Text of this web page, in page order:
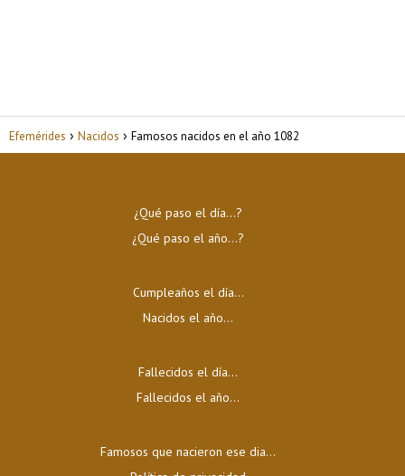
Efemérides Nacidos Famosos nacidos en el año 1082
¿Qué paso el día…?
¿Qué paso el año…?
Cumpleaños el día…
Nacidos el año…
Fallecidos el día…
Fallecidos el año…
Famosos que nacieron ese dia...